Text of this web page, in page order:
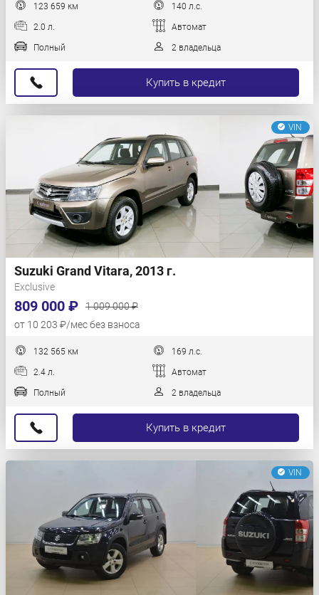
123 659 км 140 л.с.
2.0 л. Автомат
Полный 2 владельца
Купить в кредит
VIN
Suzuki Grand Vitara, 2013 г.
Exclusive
809 000 ₽
1 009 000 ₽
от 10 203 ₽/мес без взноса
132 565 км 169 л.с.
2.4 л. Автомат
Полный 2 владельца
Купить в кредит
VIN